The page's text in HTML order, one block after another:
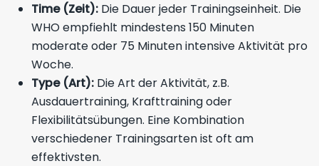
Time (Zeit): Die Dauer jeder Trainingseinheit. Die
WHO empfiehlt mindestens 150 Minuten
moderate oder 75 Minuten intensive Aktivität pro
Woche.
Type (Art): Die Art der Aktivität, z.B.
Ausdauertraining, Krafttraining oder
Flexibilitätsübungen. Eine Kombination
verschiedener Trainingsarten ist oft am
effektivsten.